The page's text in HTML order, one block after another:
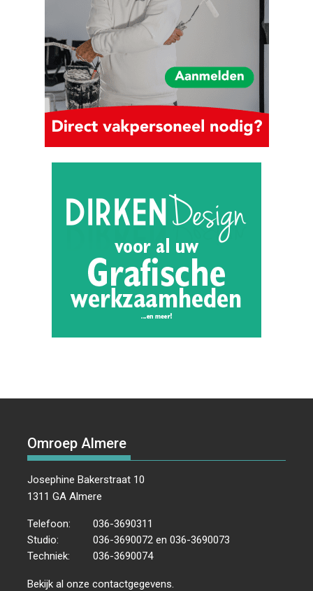
Omroep Almere
Josephine Bakerstraat 10
1311 GA Almere
Telefoon:
036-3690311
Studio:
036-3690072 en 036-3690073
Techniek:
036-3690074
Bekijk al onzecontactgegevens.